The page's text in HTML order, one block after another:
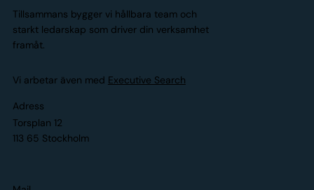
Tillsammans bygger vi hållbara team och
starkt ledarskap som driver din verksamhet
framåt.
Vi arbetar även med Executive Search
Adress
Torsplan 12
113 65 Stockholm